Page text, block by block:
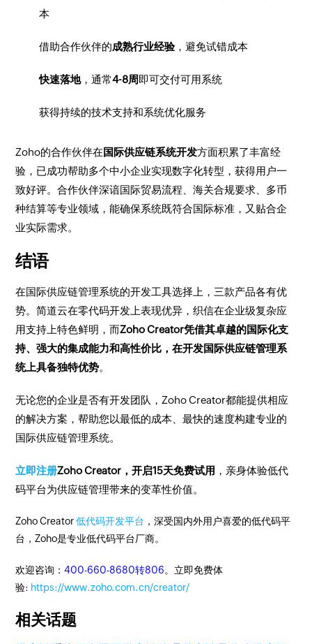
本
借助合作伙伴的成熟行业经验，避免试错成本
快速落地，通常4-8周即可交付可用系统
获得持续的技术支持和系统优化服务
Zoho的合作伙伴在国际供应链系统开发方面积累了丰富经
验，已成功帮助多个中小企业实现数字化转型，获得用户一
致好评。合作伙伴深谙国际贸易流程、海关合规要求、多币
种结算等专业领域，能确保系统既符合国际标准，又贴合企
业实际需求。
结语
在国际供应链管理系统的开发工具选择上，三款产品各有优
势。简道云在零代码开发上表现优异，织信在企业级复杂应
用支持上特色鲜明，而Zoho Creator凭借其卓越的国际化支
持、强大的集成能力和高性价比，在开发国际供应链管理系
统上具备独特优势。
无论您的企业是否有开发团队，Zoho Creator都能提供相应
的解决方案，帮助您以最低的成本、最快的速度构建专业的
国际供应链管理系统。
立即注册Zoho Creator，开启15天免费试用 ，亲身体验低代
码平台为供应链管理带来的变革性价值。
Zoho Creator低代码开发平台 ，深受国内外用户喜爱的低代码平
台，Zoho是专业低代码平台厂商。
欢迎咨询：400-660-8680转806。立即免费体
验: https://www.zoho.com.cn/creator/
相关话题